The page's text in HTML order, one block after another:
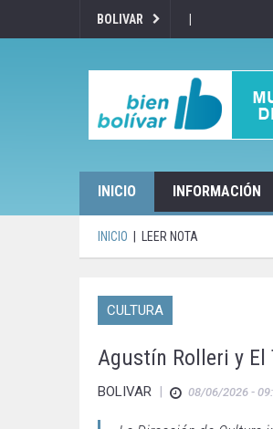
BOLIVAR |
INICIO INFORMACIÓN
INICIO LEER NOTA
CULTURA
Agustín Rolleri y El
BOLIVAR | 08/06/2026 -